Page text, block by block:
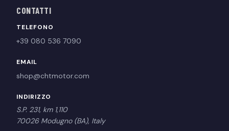
CONTATTI
TELEFONO
+39 080 536 7090
EMAIL
shop@chtmotor.com
INDIRIZZO
S.P. 231, km 1,110
70026 Modugno (BA), Italy